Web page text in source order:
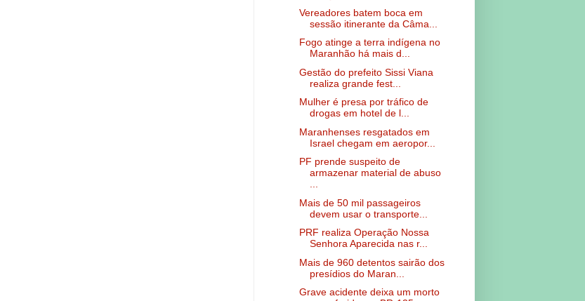
Vereadores batem boca em
sessão itinerante da Câma...
Fogo atinge a terra indígena no
Maranhão há mais d...
Gestão do prefeito Sissi Viana
realiza grande fest...
Mulher é presa por tráfico de
drogas em hotel de l...
Maranhenses resgatados em
Israel chegam em aeropor...
PF prende suspeito de
armazenar material de abuso
Mais de 50 mil passageiros
devem usar o transporte...
PRF realiza Operação Nossa
Senhora Aparecida nas r...
Mais de 960 detentos sairão dos
presídios do Maran...
Grave acidente deixa um morto